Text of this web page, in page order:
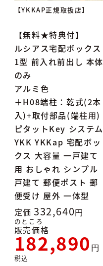
【YKKAP正規取扱店】
【無料★特典付】
ルシアス宅配ボックス
1型 前入れ前出し 本体
のみ
アルミ色
＋H08端柱：乾式(2本
入)+取付部品(端柱用)
ピタットKey システム
YKK YKKap 宅配ボッ
クス 大容量 一戸建て
用 おしゃれ シンプル
戸建て 郵便ポスト 郵
便受け 屋外 一体型
定価 332,640
のところ
販売価格
182,890
税込